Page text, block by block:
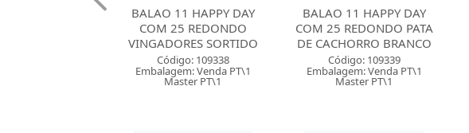
BALAO 11 HAPPY DAY
COM 25 REDONDO PATA
DE CACHORRO BRANCO
Código: 109339
Embalagem: Venda PT\1
Master PT\1
BALAO 08 LISO HAPPY
DAY COM 50 REDONDO
PASTEL VERDE AGUA
Código: 109454
Embalagem: Venda PT\1
Master PT\1